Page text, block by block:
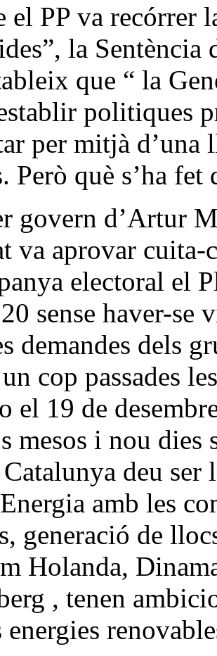
el PP va recórrer
la
que “ la
politiques
per mitjà d’una
Però què s’ha fet
govern d’Artur
va aprovar
electoral el
sense haver-se
demandes dels
cop passades
el 19 de
mesos i nou dies
Catalunya deu
amb les
generació de
Holanda,
, tenen
energies